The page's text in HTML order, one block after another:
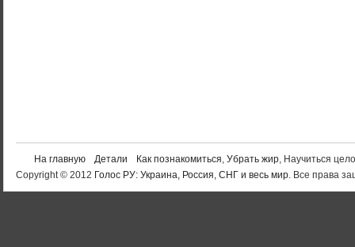
На главную Детали Как познакомиться, Убрать жир, Научиться
Copyright © 2012 Голос РУ: Украина, Россия, СНГ и весь мир. Все права